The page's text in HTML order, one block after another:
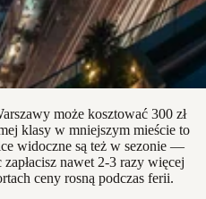
może kosztować 300 zł
klasy w mniejszym mieście to
widoczne są też w sezonie —
nawet 2-3 razy więcej
ceny rosną podczas ferii.